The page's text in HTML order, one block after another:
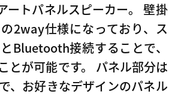
ートパネルスピーカー。 壁掛
2way仕様になっており、ス
Bluetooth接続することで、
とが可能です。 パネル部分は
、お好きなデザインのパネル